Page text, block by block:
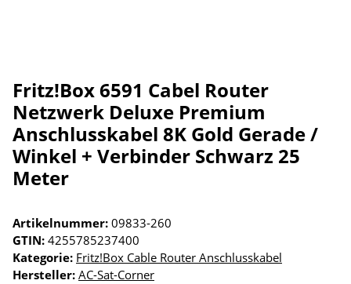
Fritz!Box 6591 Cabel Router
Netzwerk Deluxe Premium
Anschlusskabel 8K Gold Gerade /
Winkel + Verbinder Schwarz 25
Meter
Artikelnummer: 09833-260
GTIN: 4255785237400
Kategorie: Fritz!Box Cable Router Anschlusskabel
Hersteller: AC-Sat-Corner